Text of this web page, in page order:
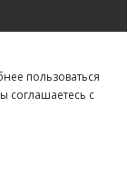
пользоваться
соглашаетесь c